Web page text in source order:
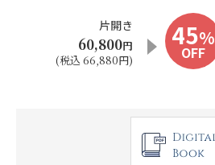
片開き
60,800円
(税込 66,880円)
45%
OFF